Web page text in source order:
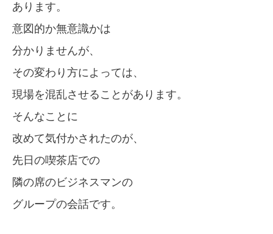
あります。
意図的か無意識かは
分かりませんが、
その変わり方によっては、
現場を混乱させることがあります。
そんなことに
改めて気付かされたのが、
先日の喫茶店での
隣の席のビジネスマンの
グループの会話です。